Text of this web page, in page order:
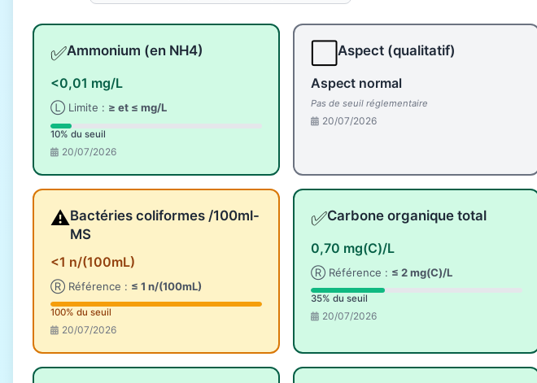
✅Ammonium (en NH4)
<0,01 mg/L
Ⓛ Limite : ≥ et ≤ mg/L
10% du seuil
20/07/2026
Aspect (qualitatif)
Aspect normal
Pas de seuil réglementaire
20/07/2026
⚠️Bactéries coliformes /100ml-
MS
<1 n/(100mL)
Ⓡ Référence : ≤ 1 n/(100mL)
100% du seuil
20/07/2026
✅Carbone organique total
0,70 mg(C)/L
Ⓡ Référence : ≤ 2 mg(C)/L
35% du seuil
20/07/2026